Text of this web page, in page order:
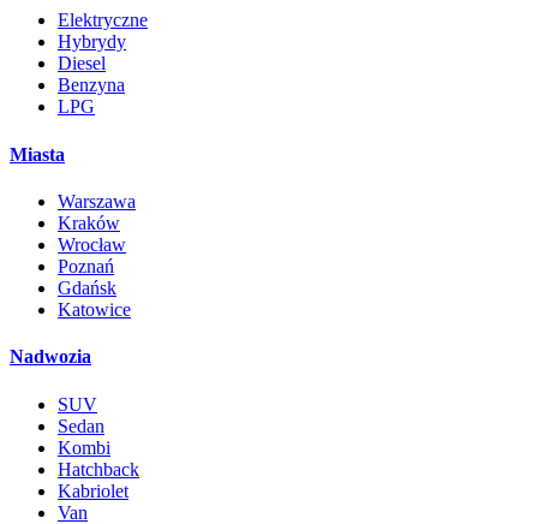
Elektryczne
Hybrydy
Diesel
Benzyna
LPG
Miasta
Warszawa
Kraków
Wrocław
Poznań
Gdańsk
Katowice
Nadwozia
SUV
Sedan
Kombi
Hatchback
Kabriolet
Van